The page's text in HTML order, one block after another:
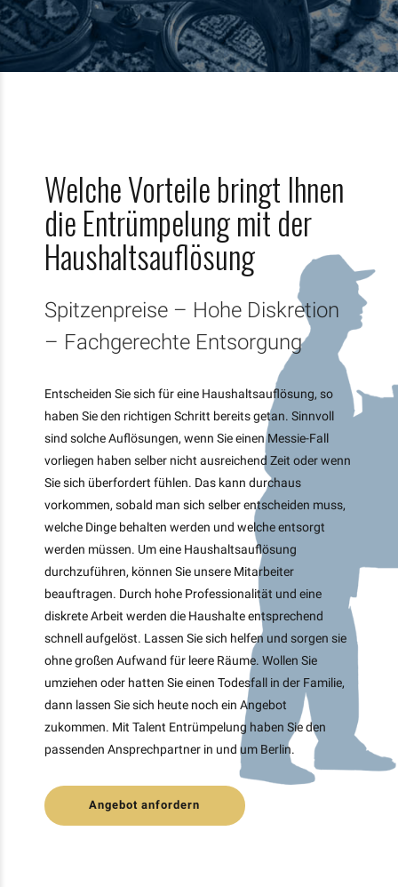
Welche Vorteile bringt Ihnen
die Entrümpelung mit der
Haushaltsauflösung
Spitzenpreise – Hohe Diskretion
– Fachgerechte Entsorgung
Entscheiden Sie sich für eine Haushaltsauflösung, so
haben Sie den richtigen Schritt bereits getan. Sinnvoll
sind solche Auflösungen, wenn Sie einen Messie-Fall
vorliegen haben selber nicht ausreichend Zeit oder wenn
Sie sich überfordert fühlen. Das kann durchaus
vorkommen, sobald man sich selber entscheiden muss,
welche Dinge behalten werden und welche entsorgt
werden müssen. Um eine Haushaltsauflösung
durchzuführen, können Sie unsere Mitarbeiter
beauftragen. Durch hohe Professionalität und eine
diskrete Arbeit werden die Haushalte entsprechend
schnell aufgelöst. Lassen Sie sich helfen und sorgen sie
ohne großen Aufwand für leere Räume. Wollen Sie
umziehen oder hatten Sie einen Todesfall in der Familie,
dann lassen Sie sich heute noch ein Angebot
zukommen. Mit Talent Entrümpelung haben Sie den
passenden Ansprechpartner in und um Berlin.
Angebot anfordern